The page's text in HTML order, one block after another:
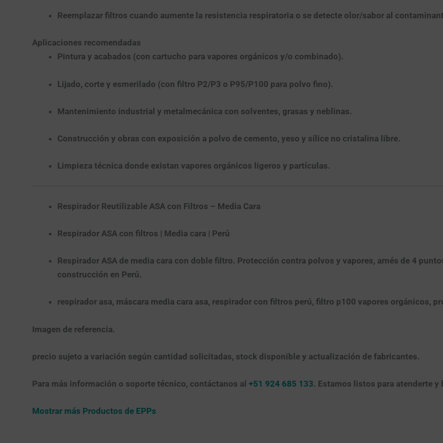
Reemplazar filtros cuando aumente la resistencia respiratoria o se detecte olor/sabor al
Aplicaciones recomendadas
Pintura y acabados (con cartucho para vapores orgánicos y/o combinado).
Lijado, corte y esmerilado (con filtro P2/P3 o P95/P100 para polvo fino).
Mantenimiento industrial y metalmecánica con solventes, grasas y neblinas.
Construcción y obras con exposición a polvo de cemento, yeso y sílice no cristalina libre.
Limpieza técnica donde existan vapores orgánicos ligeros y partículas.
Respirador Reutilizable ASA con Filtros – Media Cara
Respirador ASA con filtros | Media cara | Perú
Respirador ASA de media cara con doble filtro. Protección contra polvos y vapores, arnés de 4
construcción en Perú.
respirador asa, máscara media cara asa, respirador con filtros perú, filtro p100 vapores orgánicos,
Imagen de referencia.
precio sujeto a variación según cantidad solicitadas, stock disponible y actualización de fabricantes.
Para más información o soporte técnico, contáctanos al +51 924 685 133. Estamos listos para atenderte
Mostrar más Productos de EPPs